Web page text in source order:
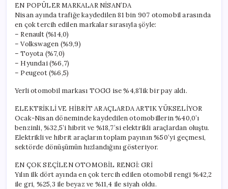
EN POPÜLER MARKALAR NİSAN’DA
Nisan ayında trafiğe kaydedilen 81 bin 907 otomobil arasında
en çok tercih edilen markalar sırasıyla şöyle:
– Renault (%14,0)
– Volkswagen (%9,9)
– Toyota (%7,0)
– Hyundai (%6,7)
– Peugeot (%6,5)
Yerli otomobil markası TOGG ise %4,8’lik bir pay aldı.
ELEKTRİKLİ VE HİBRİT ARAÇLARDA ARTIK YÜKSELİYOR
Ocak-Nisan döneminde kaydedilen otomobillerin %40,0’ı
benzinli, %32,5’i hibrit ve %18,7’si elektrikli araçlardan oluştu.
Elektrikli ve hibrit araçların toplam payının %50’yi geçmesi,
sektörde dönüşümün hızlandığını gösteriyor.
EN ÇOK SEÇİLEN OTOMOBİL RENGİ: GRİ
Yılın ilk dört ayında en çok tercih edilen otomobil rengi %42,2
ile gri, %25,3 ile beyaz ve %11,4 ile siyah oldu.